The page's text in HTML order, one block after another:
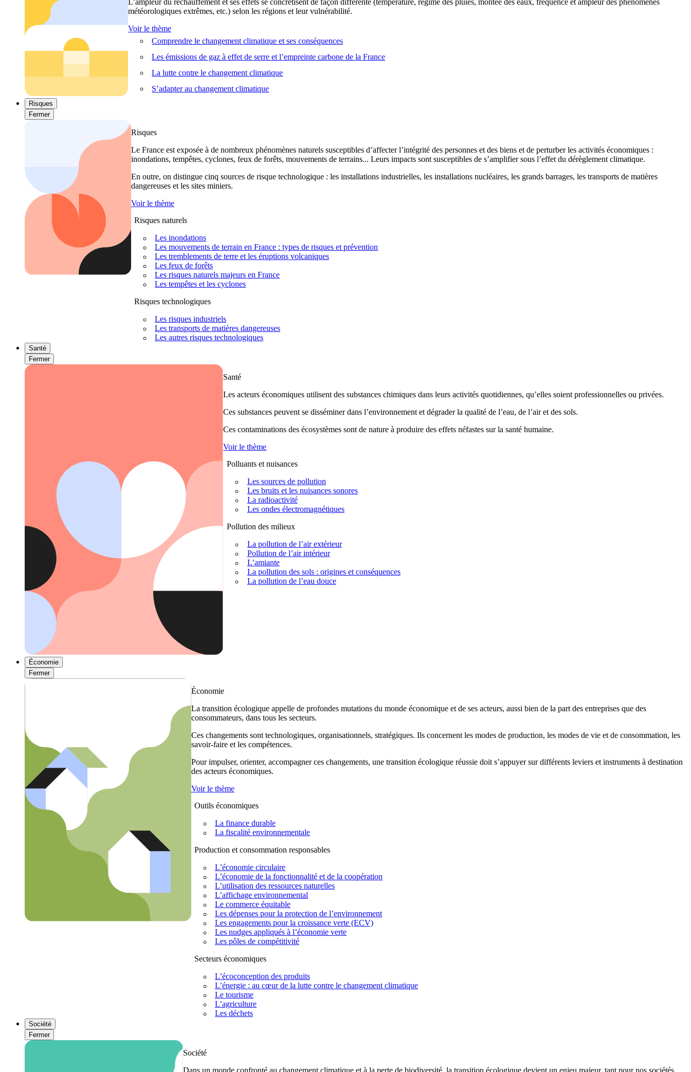
L’ampleur du réchauffement et ses effets se concrétisent de façon différente (température, régime des pluies, montée des eaux, fréquence et ampleur des phénomènes
météorologiques extrêmes, etc.) selon les régions et leur vulnérabilité.
Voir le thème
Comprendre le changement climatique et ses conséquences
Les émissions de gaz à effet de serre et l’empreinte carbone de la France
La lutte contre le changement climatique
S’adapter au changement climatique
Risques
Fermer
Risques
Le France est exposée à de nombreux phénomènes naturels susceptibles d’affecter l’intégrité des personnes et des biens et de perturber les activités économiques :
inondations, tempêtes, cyclones, feux de forêts, mouvements de terrains... Leurs impacts sont susceptibles de s’amplifier sous l’effet du dérèglement climatique.
En outre, on distingue cinq sources de risque technologique : les installations industrielles, les installations nucléaires, les grands barrages, les transports de matières
dangereuses et les sites miniers.
Voir le thème
Risques naturels
Les inondations
Les mouvements de terrain en France : types de risques et prévention
Les tremblements de terre et les éruptions volcaniques
Les feux de forêts
Les risques naturels majeurs en France
Les tempêtes et les cyclones
Risques technologiques
Les risques industriels
Les transports de matières dangereuses
Les autres risques technologiques
Santé
Fermer
Santé
Les acteurs économiques utilisent des substances chimiques dans leurs activités quotidiennes, qu’elles soient professionnelles ou privées.
Ces substances peuvent se disséminer dans l’environnement et dégrader la qualité de l’eau, de l’air et des sols.
Ces contaminations des écosystèmes sont de nature à produire des effets néfastes sur la santé humaine.
Voir le thème
Polluants et nuisances
Les sources de pollution
Les bruits et les nuisances sonores
La radioactivité
Les ondes électromagnétiques
Pollution des milieux
La pollution de l’air extérieur
Pollution de l’air intérieur
L’amiante
La pollution des sols : origines et conséquences
La pollution de l’eau douce
Économie
Fermer
Économie
La transition écologique appelle de profondes mutations du monde économique et de ses acteurs, aussi bien de la part des entreprises que des
consommateurs, dans tous les secteurs.
Ces changements sont technologiques, organisationnels, stratégiques. Ils concernent les modes de production, les modes de vie et de consommation, les
savoir-faire et les compétences.
Pour impulser, orienter, accompagner ces changements, une transition écologique réussie doit s’appuyer sur différents leviers et instruments à destination
des acteurs économiques.
Voir le thème
Outils économiques
La finance durable
La fiscalité environnementale
Production et consommation responsables
L’économie circulaire
L’économie de la fonctionnalité et de la coopération
L’utilisation des ressources naturelles
L’affichage environnemental
Le commerce équitable
Les dépenses pour la protection de l’environnement
Les engagements pour la croissance verte (ECV)
Les nudges appliqués à l’économie verte
Les pôles de compétitivité
Secteurs économiques
L’écoconception des produits
L’énergie : au cœur de la lutte contre le changement climatique
Le tourisme
L’agriculture
Les déchets
Société
Fermer
Société
Dans un monde confronté au changement climatique et à la perte de biodiversité, la transition écologique devient un enjeu majeur, tant pour nos sociétés